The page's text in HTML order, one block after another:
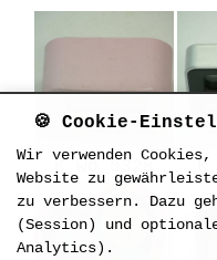
K_wo_0328
🍪 Cookie-
Wir verwenden
Website zu
zu verbessern. Dazu
(Session) und
Analytics).